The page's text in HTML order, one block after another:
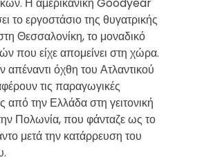
Η αμερικανική Goodyear
το εργοστάσιο της θυγατρικής
Θεσσαλονίκη, το μοναδικό
που είχε απομείνει στη χώρα.
απέναντι όχθη του Ατλαντικού
τις παραγωγικές
από την Ελλάδα στη γειτονική
Πολωνία, που φάνταζε ως το
μετά την κατάρρευση του